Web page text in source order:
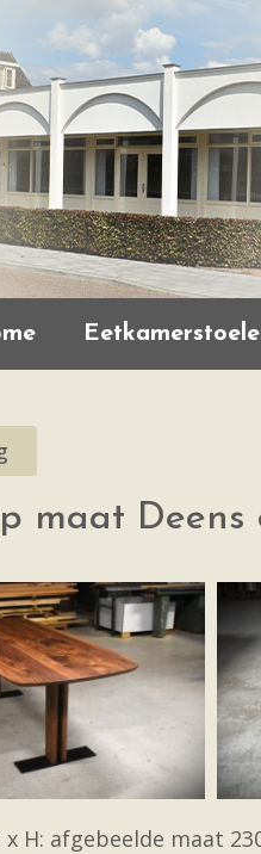
maat
H: afgebeelde maat